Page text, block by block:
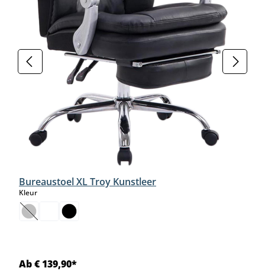
Bureaustoel XL Troy Kunstleer
Kleurselect
(Deze optie is momenteel niet beschikbaar.)
Ab € 139,90*